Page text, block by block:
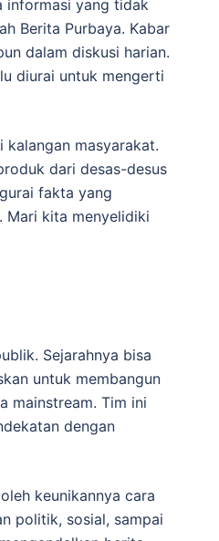
informasi yang tidak
Berita Purbaya. Kabar
dalam diskusi harian.
diurai untuk mengerti
masyarakat.
dari desas-desus
fakta yang
Mari kita menyelidiki
Sejarahnya bisa
untuk membangun
mainstream. Tim ini
dengan
keunikannya cara
politik, sosial, sampai